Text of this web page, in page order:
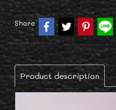
Share
Product description